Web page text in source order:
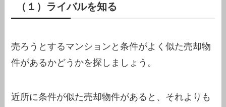
（１）ライバルを知る
売ろうとするマンションと条件がよく似た売却物
件があるかどうかを探しましょう。
近所に条件が似た売却物件があると、それよりも